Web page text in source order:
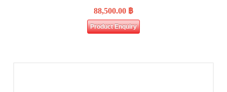
88,500.00 ฿
Product Enquiry